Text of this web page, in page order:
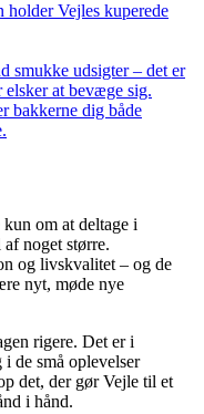
holder Vejles kuperede
smukke udsigter – det er
elsker at bevæge sig.
bakkerne dig både
om at deltage i
noget større.
og livskvalitet – og de
nyt, møde nye
rigere. Det er i
de små oplevelser
det, der gør Vejle til et
i hånd.